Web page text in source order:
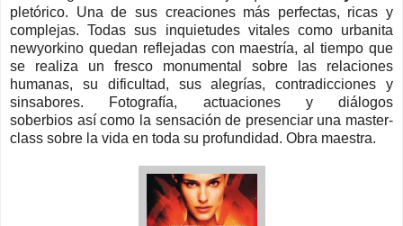
pletórico. Una de sus creaciones más perfectas, ricas y
complejas. Todas sus inquietudes vitales como urbanita
newyorkino quedan reflejadas con maestría, al tiempo que
se realiza un fresco monumental sobre las relaciones
humanas, su dificultad, sus alegrías, contradicciones y
sinsabores. Fotografía, actuaciones y diálogos
soberbios así como la sensación de presenciar una master-
class sobre la vida en toda su profundidad. Obra maestra.